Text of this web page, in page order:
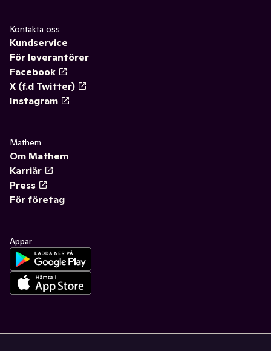
Kontakta oss
Kundservice
För leverantörer
Facebook
X (f.d Twitter)
Instagram
Mathem
Om Mathem
Karriär
Press
För företag
Appar